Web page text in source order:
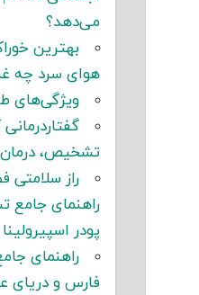
می‌دهد؟
بهترین
هوای سرد چه
ویژگی‌های
تشخیص، درمان
راز سلامتی
راهنمای
پودر اسپیرولینا
راهنمای
فارس و دریای